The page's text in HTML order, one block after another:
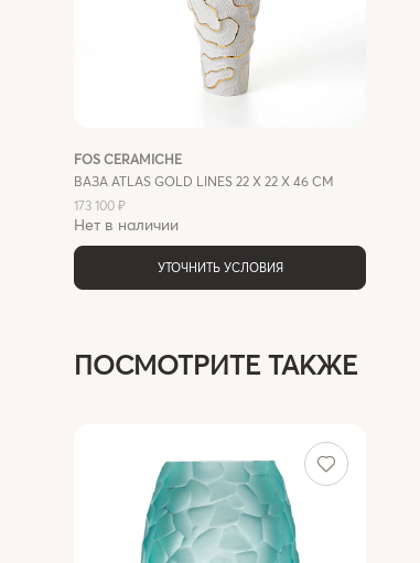
FOS CERAMICHE
ВАЗА ATLAS GOLD LINES 22 X 22 X 46 СМ
173 100 ₽
Нет в наличии
УТОЧНИТЬ УСЛОВИЯ
ПОСМОТРИТЕ ТАКЖЕ